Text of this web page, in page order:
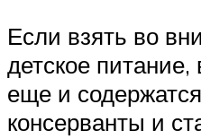
Если взять во
детское
еще и
консерванты и